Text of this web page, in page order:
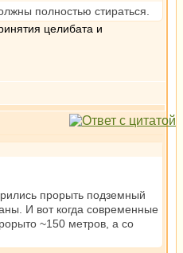
полностью стираться.
целибата и
прорыть подземный
И вот когда современные
~150 метров, а со